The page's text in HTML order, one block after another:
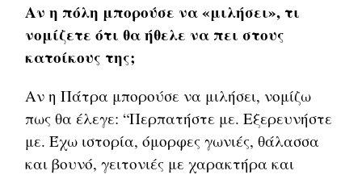
Αν η πόλη μπορούσε να «μιλήσει», τι
νομίζετε ότι θα ήθελε να πει στους
κατοίκους της;
Αν η Πάτρα μπορούσε να μιλήσει, νομίζω
πως θα έλεγε: “Περπατήστε με. Εξερευνήστε
με. Έχω ιστορία, όμορφες γωνιές, θάλασσα
και βουνό, γειτονιές με χαρακτήρα και